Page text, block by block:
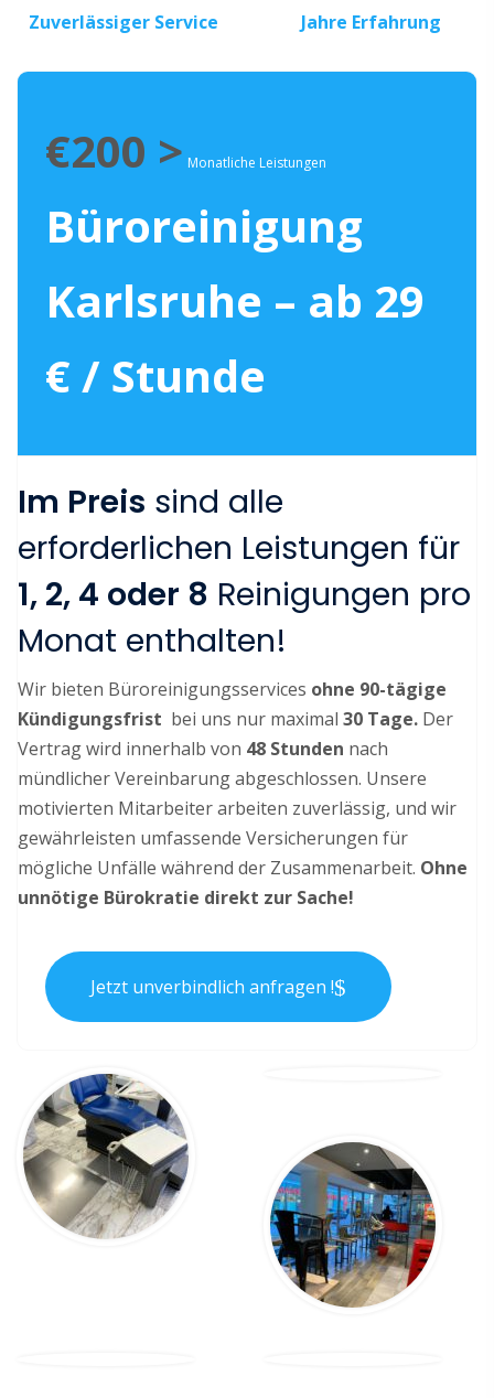
Zuverlässiger Service Jahre Erfahrung
€200 > Monatliche Leistungen
Büroreinigung
Karlsruhe – ab 29
€ / Stunde
Im Preis sind alle
erforderlichen Leistungen für
1, 2, 4 oder 8 Reinigungen pro
Monat enthalten!
Wir bieten Büroreinigungsservices ohne 90-tägige
Kündigungsfrist bei uns nur maximal 30 Tage. Der
Vertrag wird innerhalb von 48 Stunden nach
mündlicher Vereinbarung abgeschlossen. Unsere
motivierten Mitarbeiter arbeiten zuverlässig, und wir
gewährleisten umfassende Versicherungen für
mögliche Unfälle während der Zusammenarbeit. Ohne
unnötige Bürokratie direkt zur Sache!
Jetzt unverbindlich anfragen !